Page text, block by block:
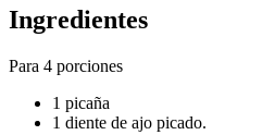
Ingredientes
Para 4 porciones
1 picaña
1 diente de ajo picado.